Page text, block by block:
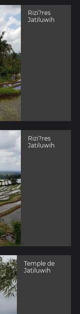
Rizi?res
Jatiluwih
Rizi?res
Jatiluwih
Temple de
Jatiluwih